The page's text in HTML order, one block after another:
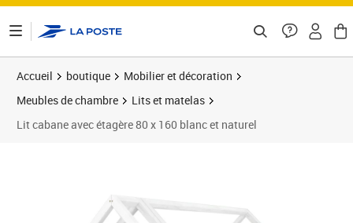
Accueil boutique
Mobilier et décoration
Meubles de chambre
Lits et matelas
Lit cabane avec étagère 80 x 160 blanc et naturel